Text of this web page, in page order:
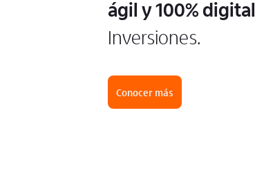
ágil y 100% digital
Inversiones.
Conocer más